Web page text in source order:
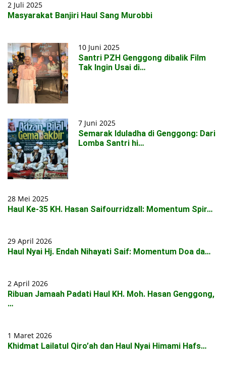
2 Juli 2025
Masyarakat Banjiri Haul Sang Murobbi
10 Juni 2025
Santri PZH Genggong dibalik Film
Tak Ingin Usai di…
7 Juni 2025
Semarak Iduladha di Genggong: Dari
Lomba Santri hi…
28 Mei 2025
Haul Ke-35 KH. Hasan Saifourridzall: Momentum Spir…
29 April 2026
Haul Nyai Hj. Endah Nihayati Saif: Momentum Doa da…
2 April 2026
Ribuan Jamaah Padati Haul KH. Moh. Hasan Genggong,
…
1 Maret 2026
Khidmat Lailatul Qiro’ah dan Haul Nyai Himami Hafs…